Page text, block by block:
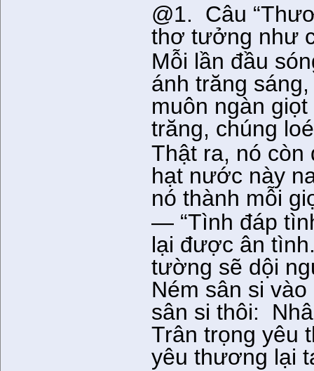
@1. Câu
thơ tưởng như
Mỗi lần đầu
ánh trăng
muôn ngàn
trăng, chúng
Thật ra, nó
hạt nước này
nó thành mỗi
— “Tình đáp
lại được ân
tường sẽ dội
Ném sân si
sân si thôi:
Trân trọng yêu
yêu thương lại